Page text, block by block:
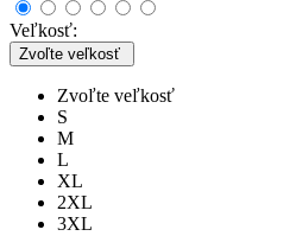
Veľkosť:
Zvoľte veľkosť
Zvoľte veľkosť
S
M
L
XL
2XL
3XL